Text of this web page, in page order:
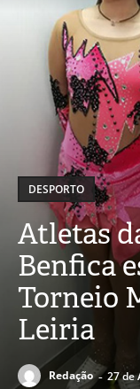
DESPORTO
Atletas
Benfica
Torneio
Leiria
Redação - 27 de